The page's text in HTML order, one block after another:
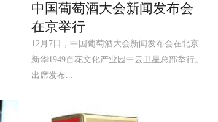
中国葡萄酒大会新闻发布会
在京举行
12月7日，中国葡萄酒大会新闻发布会在北京
新华1949百花文化产业园中云卫星总部举行。
出席发布...